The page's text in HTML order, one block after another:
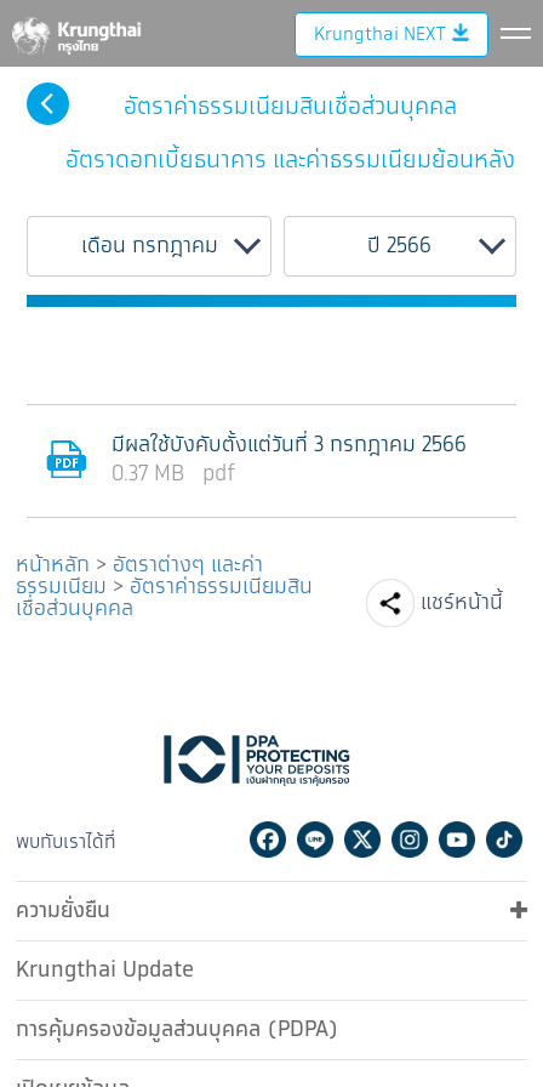
Krungthai NEXT
อัตราค่าธรรมเนียมสินเชื่อส่วนบุคคล
อัตราดอกเบี้ยธนาคาร และค่าธรรมเนียมย้อนหลัง
เดือน กรกฎาคม ปี 2566
มีผลใช้บังคับตั้งแต่วันที่ 3 กรกฎาคม 2566
0.37 MB pdf
หน้าหลัก > อัตราต่างๆ และค่า
ธรรมเนียม > อัตราค่าธรรมเนียมสิน
เชื่อส่วนบุคคล แชร์หน้านี้
Facebook
Line
พบกับเราได้ที่ Facebook
LineTwitterInstagram
ความยั่งยืน
Krungthai Update
การคุ้มครองข้อมูลส่วนบุคคล (PDPA)